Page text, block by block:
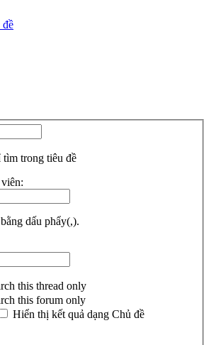
tìm trong tiêu đề
dấu phẩy(,).
this thread only
this forum only
Hiển thị kết quả dạng Chủ đề